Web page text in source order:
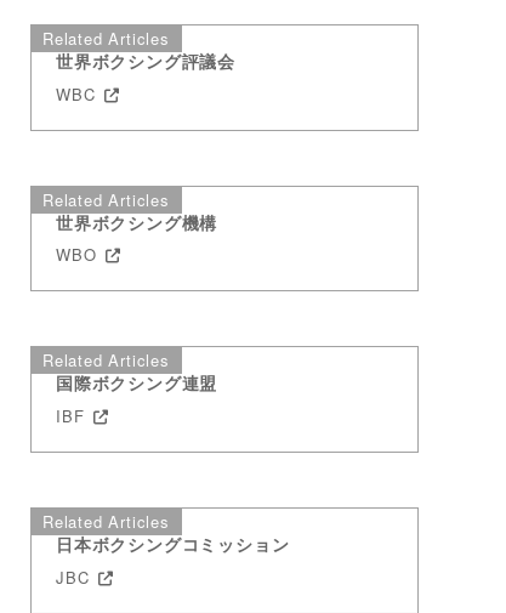
Related Articles
世界ボクシング評議会
WBC
Related Articles
世界ボクシング機構
WBO
Related Articles
国際ボクシング連盟
IBF
Related Articles
日本ボクシングコミッション
JBC